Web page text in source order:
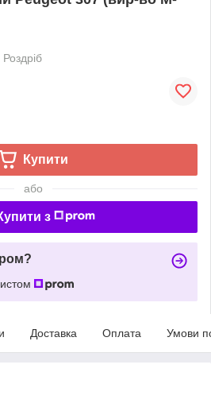
Роздріб
Купити
або
з
Доставка Оплата Умови